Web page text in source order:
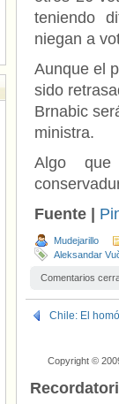
teniendo
niegan a
Aunque el
sido
Brnabic
ministra.
Algo
Fuente |
Mudejarillo
Aleksandar
Comentarios
Chile: El
Copyright ©